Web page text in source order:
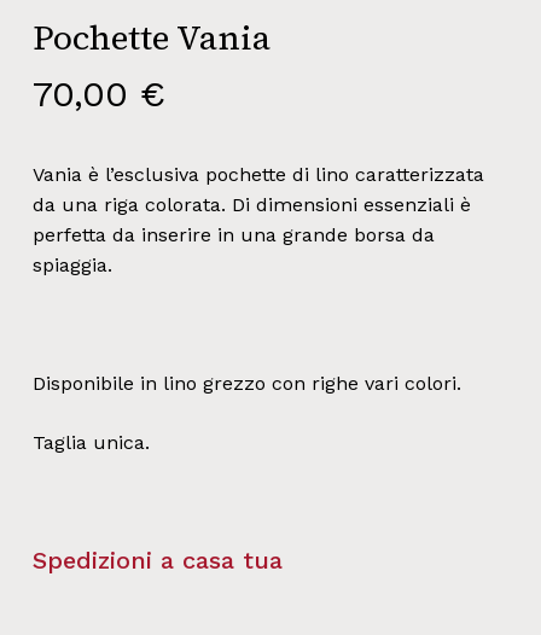
Pochette Vania
70,00 €
Vania è l’esclusiva pochette di lino caratterizzata
da una riga colorata. Di dimensioni essenziali è
perfetta da inserire in una grande borsa da
spiaggia.
Disponibile in lino grezzo con righe vari colori.
Taglia unica.
Spedizioni a casa tua